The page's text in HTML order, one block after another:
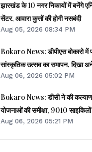
झारखंड के 10 नगर निकायों में बनेंगे
सेंटर, आवारा कुत्तों की होगी नसबंदी
Aug 05, 2026 08:34 PM
Bokaro News: डीपीएस बोकारो में
सांस्कृतिक उत्सव का समापन, दिखा
का रंग
Aug 06, 2026 05:02 PM
Bokaro News: डीसी ने की कल्याण
योजनाओं की समीक्षा, 9010
वितरण
Aug 06, 2026 05:21 PM